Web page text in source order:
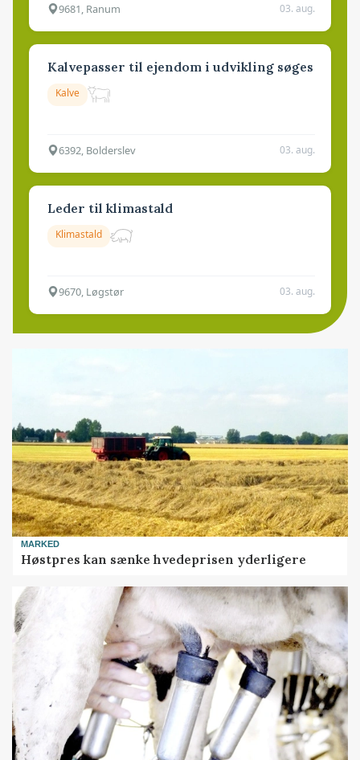
9681, Ranum 03. aug.
Kalvepasser til ejendom i udvikling søges
Kalve
6392, Bolderslev 03. aug.
Leder til klimastald
Klimastald
9670, Løgstør 03. aug.
MARKED
Høstpres kan sænke hvedeprisen yderligere